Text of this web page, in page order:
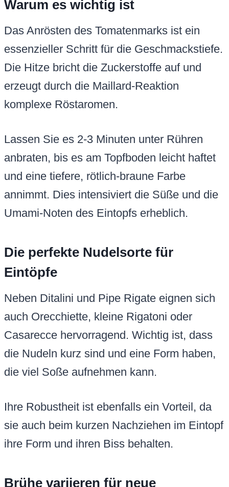
Warum es wichtig ist
Das Anrösten des Tomatenmarks ist ein
essenzieller Schritt für die Geschmackstiefe.
Die Hitze bricht die Zuckerstoffe auf und
erzeugt durch die Maillard-Reaktion
komplexe Röstaromen.
Lassen Sie es 2-3 Minuten unter Rühren
anbraten, bis es am Topfboden leicht haftet
und eine tiefere, rötlich-braune Farbe
annimmt. Dies intensiviert die Süße und die
Umami-Noten des Eintopfs erheblich.
Die perfekte Nudelsorte für
Eintöpfe
Neben Ditalini und Pipe Rigate eignen sich
auch Orecchiette, kleine Rigatoni oder
Casarecce hervorragend. Wichtig ist, dass
die Nudeln kurz sind und eine Form haben,
die viel Soße aufnehmen kann.
Ihre Robustheit ist ebenfalls ein Vorteil, da
sie auch beim kurzen Nachziehen im Eintopf
ihre Form und ihren Biss behalten.
Brühe variieren für neue